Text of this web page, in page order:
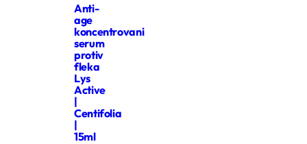
Anti-
age
koncentrovani
serum
protiv
fleka
Lys
Active
|
Centifolia
|
15ml